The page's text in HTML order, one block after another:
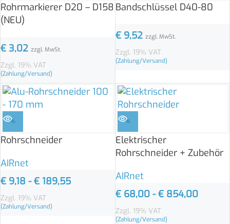
Rohrmarkierer D20 – D158
(NEU)
€ 3,02 zzgl. MwSt.
Zzgl. 19% VAT
(Zahlung/Versand)
Bandschlüssel D40-80
€9,52 zzgl. MwSt.
Zzgl. 19% VAT
(Zahlung/Versand)
%
Rohrschneider
AIRnet
€ 9,18 -€ 189,55
Zzgl. 19% VAT
(Zahlung/Versand)
%
Elektrischer
Rohrschneider + Zubehör
AIRnet
€68,00-€854,00
Zzgl. 19% VAT
(Zahlung/Versand)